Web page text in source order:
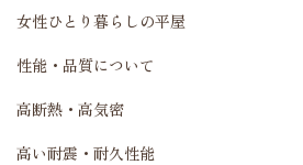
女性ひとり暮らしの平屋
性能・品質について
高断熱・高気密
高い耐震・耐久性能